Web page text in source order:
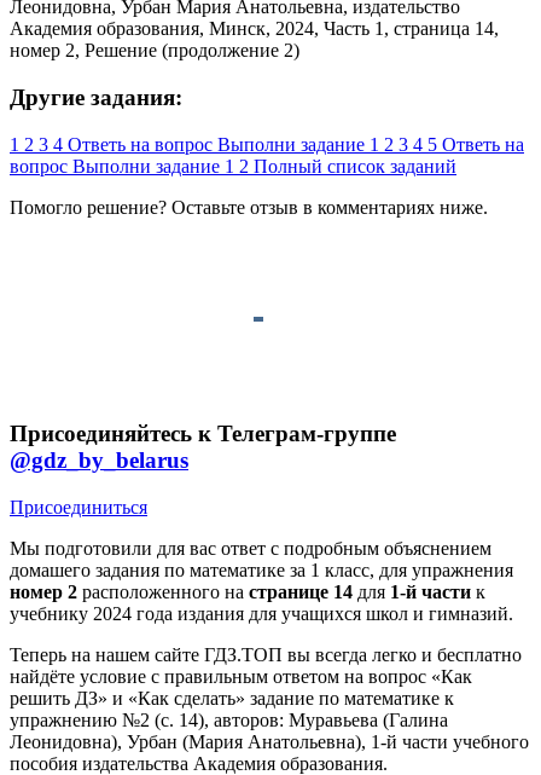
Другие задания:
1 2 3 4 Ответь на вопрос Выполни задание 1 2 3 4 5 Ответь на
вопрос Выполни задание 1 2 Полный список заданий
Помогло решение? Оставьте отзыв в комментариях ниже.
Присоединяйтесь к Телеграм-группе
@gdz_by_belarus
Присоединиться
Мы подготовили для вас ответ c подробным объяснением
домашего задания по математике за 1 класс, для упражнения
номер 2 расположенного на странице 14 для 1-й части к
учебнику 2024 года издания для учащихся школ и гимназий.
Теперь на нашем сайте ГДЗ.ТОП вы всегда легко и бесплатно
найдёте условие с правильным ответом на вопрос «Как
решить ДЗ» и «Как сделать» задание по математике к
упражнению №2 (с. 14), авторов: Муравьева (Галина
Леонидовна), Урбан (Мария Анатольевна), 1-й части учебного
пособия издательства Академия образования.